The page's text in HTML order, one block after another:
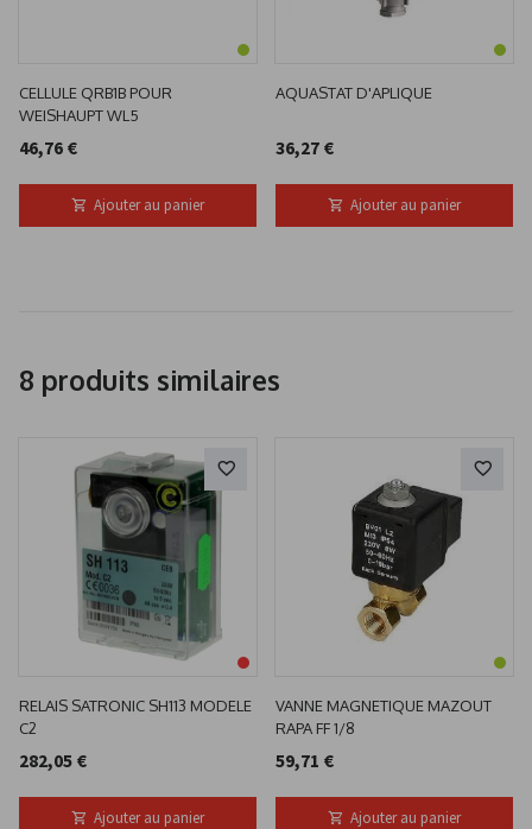
CELLULE QRB1B POUR
WEISHAUPT WL5
46,76 €
Ajouter au panier
AQUASTAT D'APLIQUE
36,27 €
Ajouter au panier
8 produits similaires
RELAIS SATRONIC SH113 MODELE
C2
282,05 €
Ajouter au panier
VANNE MAGNETIQUE MAZOUT
RAPA FF 1/8
59,71 €
Ajouter au panier